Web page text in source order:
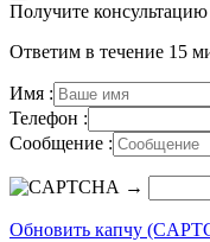
Получите
Ответим в течение 15
Имя :
Телефон :
Сообщение :
→
Обновить капчу